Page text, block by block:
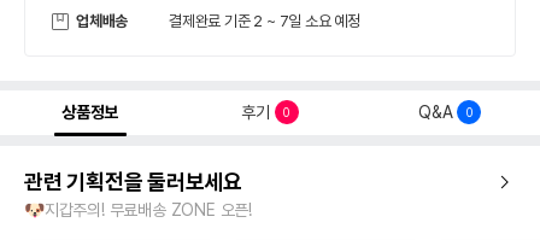
업체배송 결제완료 기준 2 ~ 7일 소요 예정
상품정보 후기 0 Q&A 0
관련 기획전을 둘러보세요
🐶지갑주의! 무료배송 ZONE 오픈!